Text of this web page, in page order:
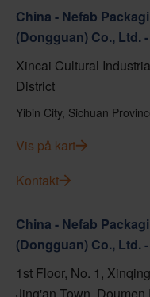
China - Nefab
(Dongguan) Co., Ltd.
Xincai Cultural
District
Yibin City, Sichuan
Vis på kart
Kontakt
China - Nefab
(Dongguan) Co., Ltd.
1st Floor, No. 1,